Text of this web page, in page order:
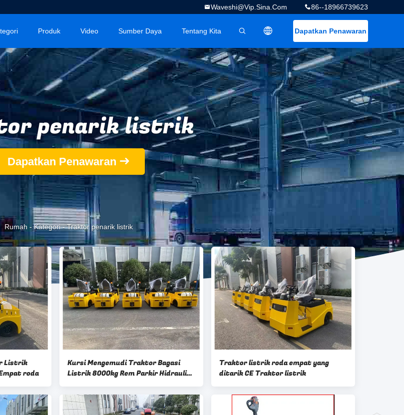
86--18966739623
Waveshi@vip.sina.com
Dapatkan Penawaran
描述
Produk Video Sumber Daya Tentang Kita
penarik listrik
Dapatkan Penawaran
Rumah -Kategori-Traktor penarik listrik
Listrik
roda
Kursi Mengemudi Traktor Bagasi
Listrik 8000kg Rem Parkir Hidraulik
Traktor listrik roda empat yang
ditarik CE Traktor listrik